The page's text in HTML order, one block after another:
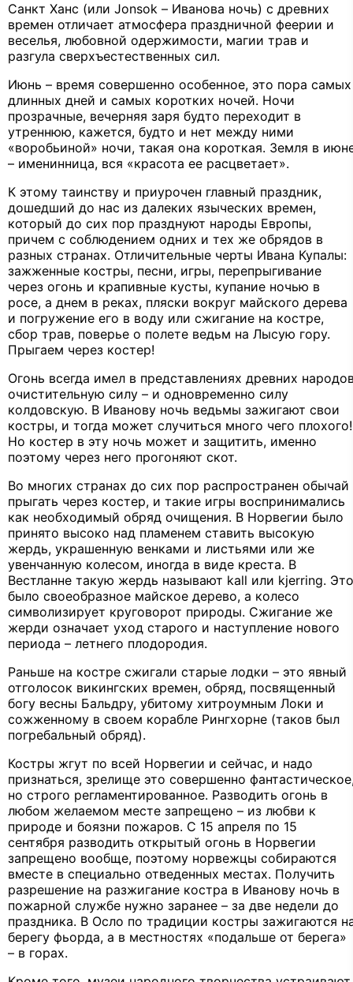
Санкт Ханс (или Jonsok – Иванова ночь) с древних
времен отличает атмосфера праздничной феерии и
веселья, любовной одержимости, магии трав и
разгула сверхъестественных сил.
Июнь – время совершенно особенное, это пора самых
длинных дней и самых коротких ночей. Ночи
прозрачные, вечерняя заря будто переходит в
утреннюю, кажется, будто и нет между ними
«воробьиной» ночи, такая она короткая. Земля в
– именинница, вся «красота ее расцветает».
К этому таинству и приурочен главный праздник,
дошедший до нас из далеких языческих времен,
который до сих пор празднуют народы Европы,
причем с соблюдением одних и тех же обрядов в
разных странах. Отличительные черты Ивана Купалы:
зажженные костры, песни, игры, перепрыгивание
через огонь и крапивные кусты, купание ночью в
росе, а днем в реках, пляски вокруг майского дерева
и погружение его в воду или сжигание на костре,
сбор трав, поверье о полете ведьм на Лысую гору.
Прыгаем через костер!
Огонь всегда имел в представлениях древних
очистительную силу – и одновременно силу
колдовскую. В Иванову ночь ведьмы зажигают свои
костры, и тогда может случиться много чего плохого!
Но костер в эту ночь может и защитить, именно
поэтому через него прогоняют скот.
Во многих странах до сих пор распространен обычай
прыгать через костер, и такие игры воспринимались
как необходимый обряд очищения. В Норвегии было
принято высоко над пламенем ставить высокую
жердь, украшенную венками и листьями или же
увенчанную колесом, иногда в виде креста. В
Вестланне такую жердь называют kall или kjerring. Это
было своеобразное майское дерево, а колесо
символизирует круговорот природы. Сжигание же
жерди означает уход старого и наступление нового
периода – летнего плодородия.
Раньше на костре сжигали старые лодки – это явный
отголосок викингских времен, обряд, посвященный
богу весны Бальдру, убитому хитроумным Локи и
сожженному в своем корабле Рингхорне (таков был
погребальный обряд).
Костры жгут по всей Норвегии и сейчас, и надо
признаться, зрелище это совершенно
но строго регламентированное. Разводить огонь в
любом желаемом месте запрещено – из любви к
природе и боязни пожаров. С 15 апреля по 15
сентября разводить открытый огонь в Норвегии
запрещено вообще, поэтому норвежцы собираются
вместе в специально отведенных местах. Получить
разрешение на разжигание костра в Иванову ночь в
пожарной службе нужно заранее – за две недели до
праздника. В Осло по традиции костры зажигаются
берегу фьорда, а в местностях «подальше от берега»
– в горах.